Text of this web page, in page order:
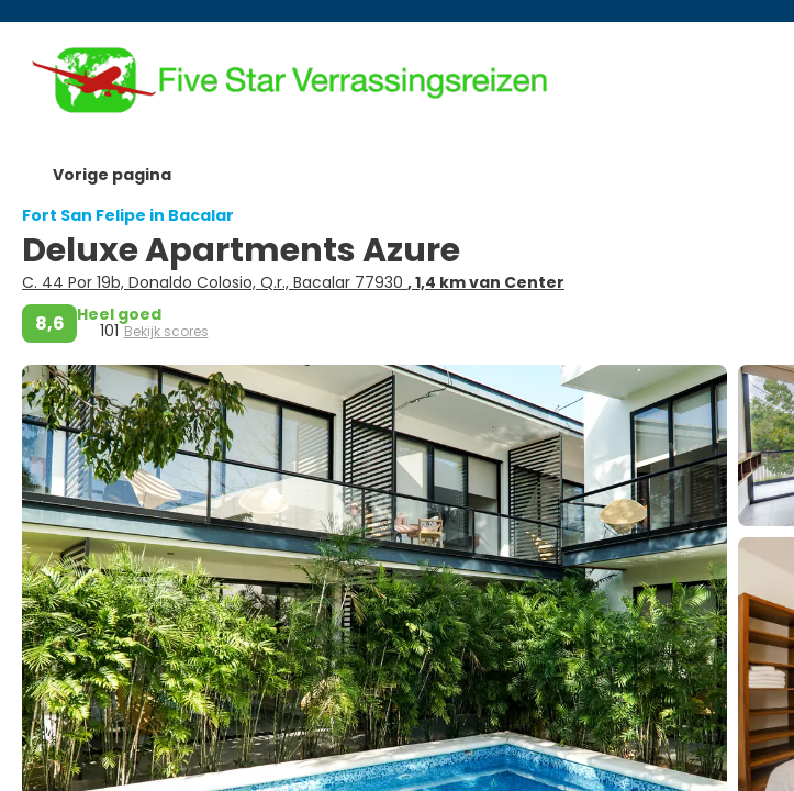
Vorige pagina
Fort San Felipe in Bacalar
Deluxe Apartments Azure
C. 44 Por 19b, Donaldo Colosio, Q.r., Bacalar 77930 , 1,4 km van Center
8,6 Heel goed
101 Bekijk scores